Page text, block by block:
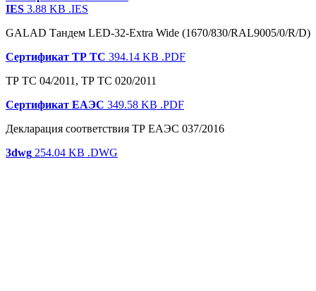
IES 3.88 KB .IES
GALAD Тандем LED-32-Extra Wide (1670/830/RAL9005/0/R/D)
Сертификат ТР ТС 394.14 KB .PDF
ТР ТС 04/2011, ТР ТС 020/2011
Сертификат ЕАЭС 349.58 KB .PDF
Декларация соответствия ТР ЕАЭС 037/2016
3dwg 254.04 KB .DWG